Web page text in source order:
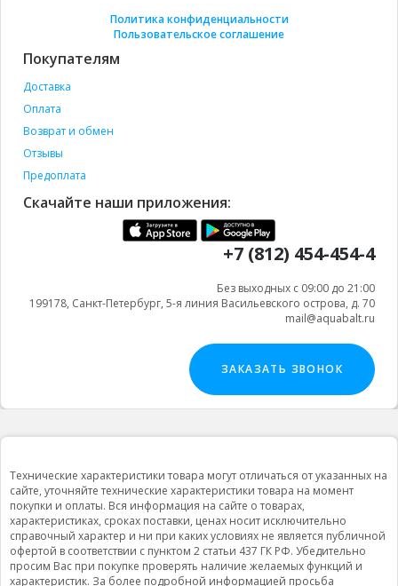
Политика конфиденциальности
Пользовательское соглашение
Покупателям
Доставка
Оплата
Возврат и обмен
Отзывы
Предоплата
Скачайте наши приложения:
+7 (812) 454-454-4
Без выходных с 09:00 до 21:00
199178, Санкт-Петербург, 5-я линия Васильевского острова, д. 70
mail@aquabalt.ru
ЗАКАЗАТЬ ЗВОНОК
Технические характеристики товара могут отличаться от указанных на
сайте, уточняйте технические характеристики товара на момент
покупки и оплаты. Вся информация на сайте о товарах,
характеристиках, сроках поставки, ценах носит исключительно
справочный характер и ни при каких условиях не является публичной
офертой в соответствии с пунктом 2 статьи 437 ГК РФ. Убедительно
просим Вас при покупке проверять наличие желаемых функций и
характеристик. За более подробной информацией просьба